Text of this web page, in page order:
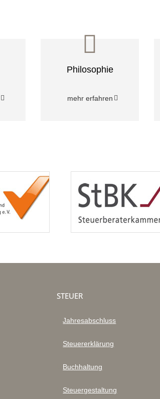
Philosophie
mehr erfahren
STEUER
Jahresabschluss
Steuererklärung
Buchhaltung
Steuergestaltung